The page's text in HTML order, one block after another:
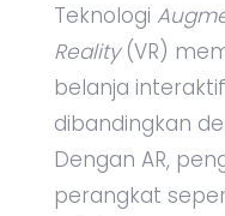
Teknologi
Reality(VR)
belanja
dibandingkan
Dengan AR,
perangkat